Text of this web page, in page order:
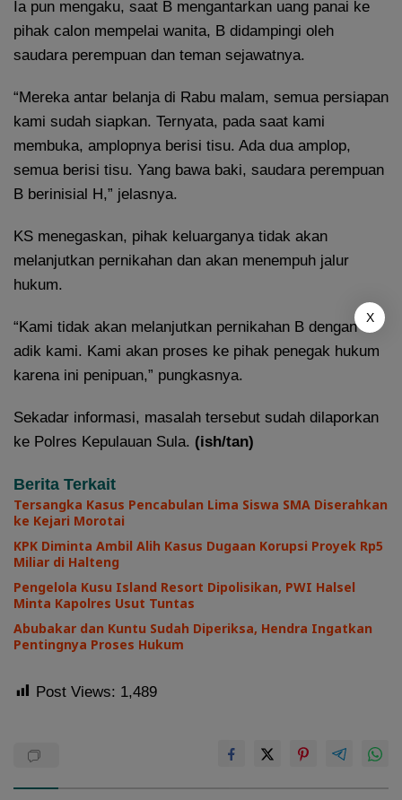
Ia pun mengaku, saat B mengantarkan uang panai ke
pihak calon mempelai wanita, B didampingi oleh
saudara perempuan dan teman sejawatnya.
“Mereka antar belanja di Rabu malam, semua persiapan
kami sudah siapkan. Ternyata, pada saat kami
membuka, amplopnya berisi tisu. Ada dua amplop,
semua berisi tisu. Yang bawa baki, saudara perempuan
B berinisial H,” jelasnya.
KS menegaskan, pihak keluarganya tidak akan
melanjutkan pernikahan dan akan menempuh jalur
hukum.
“Kami tidak akan melanjutkan pernikahan B dengan
adik kami. Kami akan proses ke pihak penegak hukum
karena ini penipuan,” pungkasnya.
Sekadar informasi, masalah tersebut sudah dilaporkan
ke Polres Kepulauan Sula. (ish/tan)
Berita Terkait
Tersangka Kasus Pencabulan Lima Siswa SMA Diserahkan
ke Kejari Morotai
KPK Diminta Ambil Alih Kasus Dugaan Korupsi Proyek Rp5
Miliar di Halteng
Pengelola Kusu Island Resort Dipolisikan, PWI Halsel
Minta Kapolres Usut Tuntas
Abubakar dan Kuntu Sudah Diperiksa, Hendra Ingatkan
Pentingnya Proses Hukum
Post Views: 1,489
X